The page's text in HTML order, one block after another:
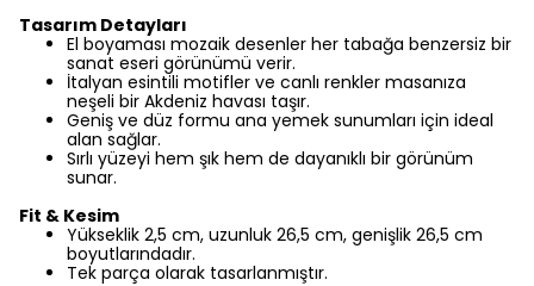
Tasarım Detayları
El boyaması mozaik desenler her tabağa benzersiz bir
sanat eseri görünümü verir.
İtalyan esintili motifler ve canlı renkler masanıza
neşeli bir Akdeniz havası taşır.
Geniş ve düz formu ana yemek sunumları için ideal
alan sağlar.
Sırlı yüzeyi hem şık hem de dayanıklı bir görünüm
sunar.
Fit & Kesim
Yükseklik 2,5 cm, uzunluk 26,5 cm, genişlik 26,5 cm
boyutlarındadır.
Tek parça olarak tasarlanmıştır.